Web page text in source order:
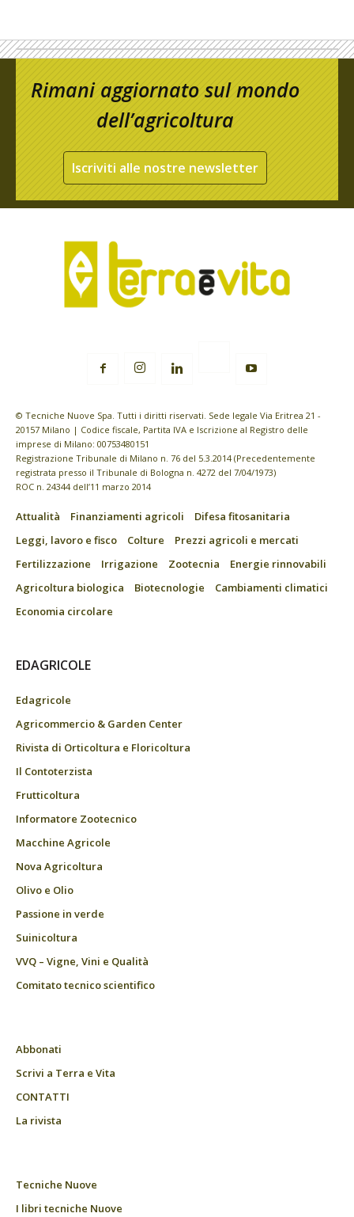
Rimani aggiornato sul mondo
dell’agricoltura
Iscriviti alle nostre newsletter
© Tecniche Nuove Spa. Tutti i diritti riservati. Sede legale Via Eritrea 21 -
20157 Milano | Codice fiscale, Partita IVA e Iscrizione al Registro delle
imprese di Milano: 00753480151
Registrazione Tribunale di Milano n. 76 del 5.3.2014 (Precedentemente
registrata presso il Tribunale di Bologna n. 4272 del 7/04/1973)
ROC n. 24344 dell’11 marzo 2014
Attualità Finanziamenti agricoli
Difesa fitosanitaria
Leggi, lavoro e fisco
Colture
Prezzi agricoli e mercati
Fertilizzazione
Irrigazione Zootecnia
Energie rinnovabili
Agricoltura biologica
Biotecnologie
Cambiamenti climatici
Economia circolare
EDAGRICOLE
Edagricole
Agricommercio & Garden Center
Rivista di Orticoltura e Floricoltura
Il Contoterzista
Frutticoltura
Informatore Zootecnico
Macchine Agricole
Nova Agricoltura
Olivo e Olio
Passione in verde
Suinicoltura
VVQ – Vigne, Vini e Qualità
Comitato tecnico scientifico
Abbonati
Scrivi a Terra e Vita
CONTATTI
La rivista
Tecniche Nuove
I libri tecniche Nuove